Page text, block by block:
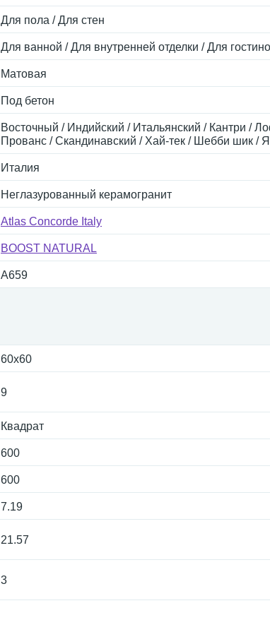
Для пола / Для стен
Для ванной / Для внутренней отделки / Для
Матовая
Под бетон
Восточный / Индийский / Итальянский / Кантри /
Прованс / Скандинавский / Хай-тек / Шебби шик /
Италия
Неглазурованный керамогранит
Atlas Concorde Italy
BOOST NATURAL
A659
60x60
9
Квадрат
600
600
7.19
21.57
3